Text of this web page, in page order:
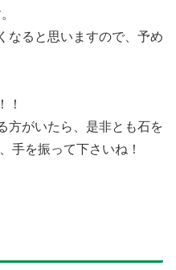
なると思いますので、予め
！
方がいたら、是非とも石を
手を振って下さいね！